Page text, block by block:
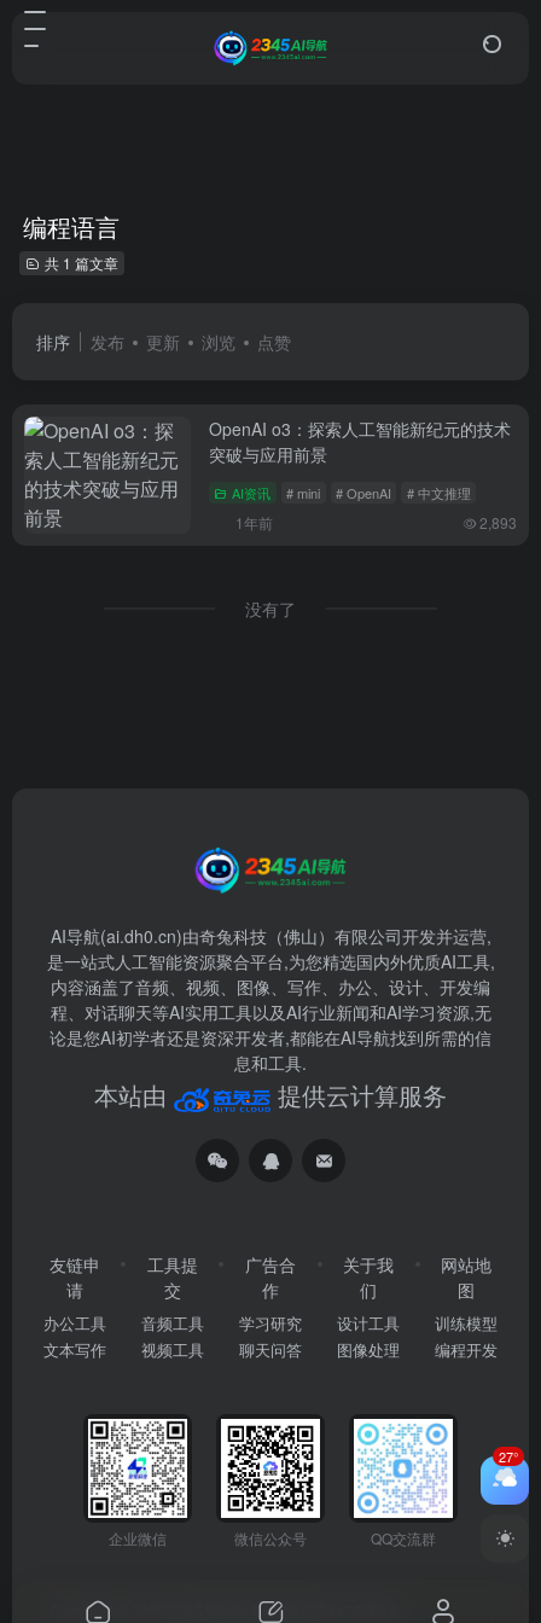
编程语言
共 1 篇文章
排序 发布 更新 浏览 点赞
OpenAI o3：探索人工智能新纪元的技术
突破与应用前景
AI资讯 # mini # OpenAI # 中文推理
1年前 2,893
没有了
AI导航(ai.dh0.cn)由奇兔科技（佛山）有限公司开发并运营,
是一站式人工智能资源聚合平台,为您精选国内外优质AI工具,
内容涵盖了音频、视频、图像、写作、办公、设计、开发编
程、对话聊天等AI实用工具以及AI行业新闻和AI学习资源,无
论是您AI初学者还是资深开发者,都能在AI导航找到所需的信
息和工具.
本站由 提供云计算服务
友链申
请
办公工具
文本写作
工具提
交
音频工具
视频工具
广告合
作
学习研究
聊天问答
关于我
们
设计工具
图像处理
网站地
图
训练模型
编程开发
企业微信 微信公众号 QQ交流群
Copyright © 2026 粤ICP备2024177666号
27°